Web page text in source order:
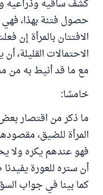
كشف ساقيه وذراعيه
حصول فتنة بهذا، فهي
الافتتان بالمرأة إن
الاحتمالات القليلة،
مع ما قد أنيط به من
خامسًا:
ما ذكر من اقتصار بعض
المرأة للضيق،
فهو عندهم يكره ولا
أن ستره للعورة
كما بينا في جواب